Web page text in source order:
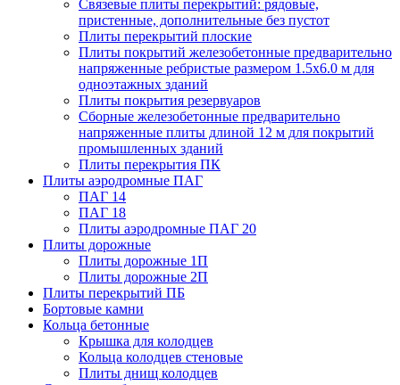
Связевые плиты перекрытий: рядовые,
пристенные, дополнительные без пустот
Плиты перекрытий плоские
Плиты покрытий железобетонные предварительно
напряженные ребристые размером 1.5х6.0 м для
одноэтажных зданий
Плиты покрытия резервуаров
Сборные железобетонные предварительно
напряженные плиты длиной 12 м для покрытий
промышленных зданий
Плиты перекрытия ПК
Плиты аэродромные ПАГ
ПАГ 14
ПАГ 18
Плиты аэродромные ПАГ 20
Плиты дорожные
Плиты дорожные 1П
Плиты дорожные 2П
Плиты перекрытий ПБ
Бортовые камни
Кольца бетонные
Крышка для колодцев
Кольца колодцев стеновые
Плиты днищ колодцев